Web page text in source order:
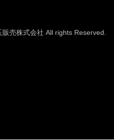
売株式会社 All rights Reserved.